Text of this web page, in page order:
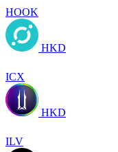
HOOK
HKD
ICX
HKD
ILV